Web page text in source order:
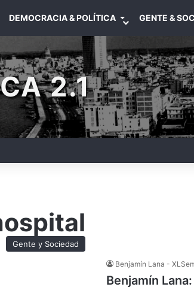
DEMOCRACIA & POLÍTICA GENTE &
2.1
Gente y Sociedad
Benjamín Lana -
Benjamín